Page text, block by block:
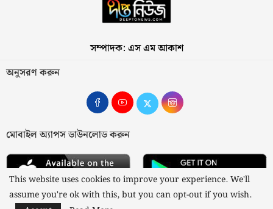
সম্পাদক: এস এম আকাশ
অনুসরণ করুন
মোবাইল অ্যাপস ডাউনলোড করুন
This website uses cookies to improve your experience. We'll
assume you're ok with this, but you can opt-out if you wish.